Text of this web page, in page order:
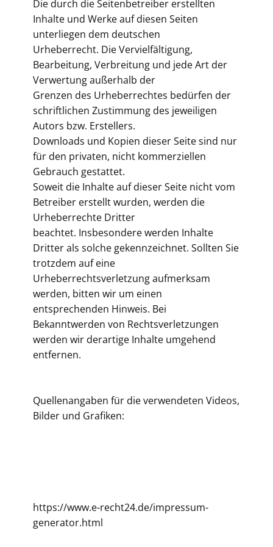
Die durch die Seitenbetreiber erstellten
Inhalte und Werke auf diesen Seiten
unterliegen dem deutschen
Urheberrecht. Die Vervielfältigung,
Bearbeitung, Verbreitung und jede Art der
Verwertung außerhalb der
Grenzen des Urheberrechtes bedürfen der
schriftlichen Zustimmung des jeweiligen
Autors bzw. Erstellers.
Downloads und Kopien dieser Seite sind nur
für den privaten, nicht kommerziellen
Gebrauch gestattet.
Soweit die Inhalte auf dieser Seite nicht vom
Betreiber erstellt wurden, werden die
Urheberrechte Dritter
beachtet. Insbesondere werden Inhalte
Dritter als solche gekennzeichnet. Sollten Sie
trotzdem auf eine
Urheberrechtsverletzung aufmerksam
werden, bitten wir um einen
entsprechenden Hinweis. Bei
Bekanntwerden von Rechtsverletzungen
werden wir derartige Inhalte umgehend
entfernen.
Quellenangaben für die verwendeten Videos,
Bilder und Grafiken:
https://www.e-recht24.de/impressum-
generator.html